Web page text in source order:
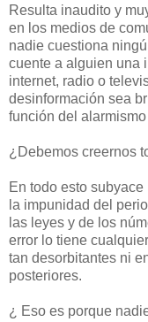
Resulta inaudito y
en los medios de
nadie cuestiona
cuente a alguien una
internet, radio o
desinformación sea
función del
¿Debemos creernos
En todo esto
la impunidad del
las leyes y de los
error lo tiene
tan desorbitantes ni
posteriores.
¿ Eso es porque